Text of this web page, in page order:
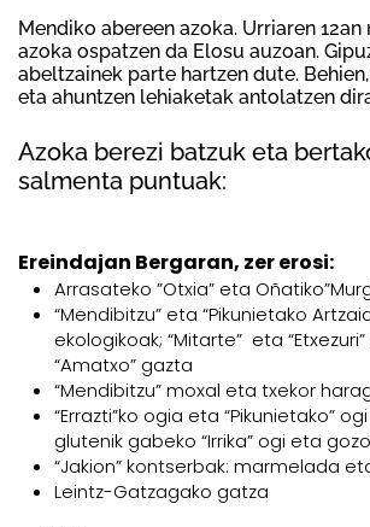
Mendiko abereen azoka. Urriaren
azoka ospatzen da Elosu auzoan.
abeltzainek parte hartzen dute.
eta ahuntzen lehiaketak antolatzen
Azoka berezi batzuk eta
salmenta puntuak:
Ereindajan Bergaran, zer erosi:
Arrasateko ”Otxia” eta
“Mendibitzu” eta “Pikunietako
ekologikoak; “Mitarte” eta
“Amatxo” gazta
“Mendibitzu” moxal eta txekor
“Errazti”ko ogia eta “Pikunietako”
glutenik gabeko “Irrika” ogi eta
“Jakion” kontserbak: marmelada
Leintz-Gatzagako gatza